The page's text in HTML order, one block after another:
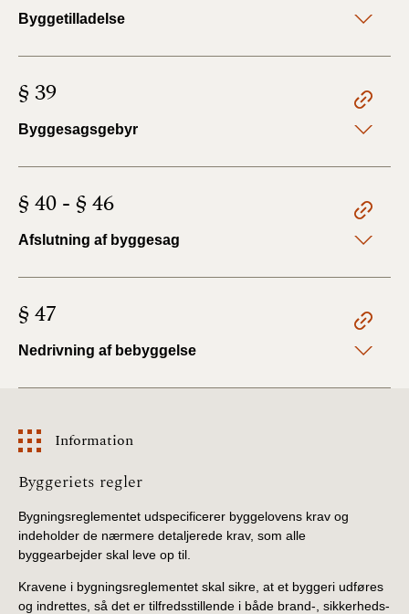
Byggetilladelse
§ 39
Byggesagsgebyr
§ 40 - § 46
Afslutning af byggesag
§ 47
Nedrivning af bebyggelse
Information
Information
Byggeriets regler
Bygningsreglementet udspecificerer byggelovens krav og
indeholder de nærmere detaljerede krav, som alle
byggearbejder skal leve op til.
Kravene i bygningsreglementet skal sikre, at et byggeri udføres
og indrettes, så det er tilfredsstillende i både brand-, sikkerheds-